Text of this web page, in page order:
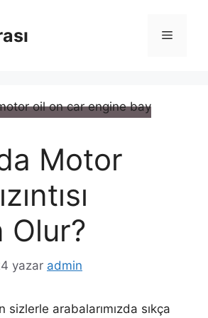
Menü
Motor
Olur?
yazar admin
sizlerle arabalarımızda sıkça